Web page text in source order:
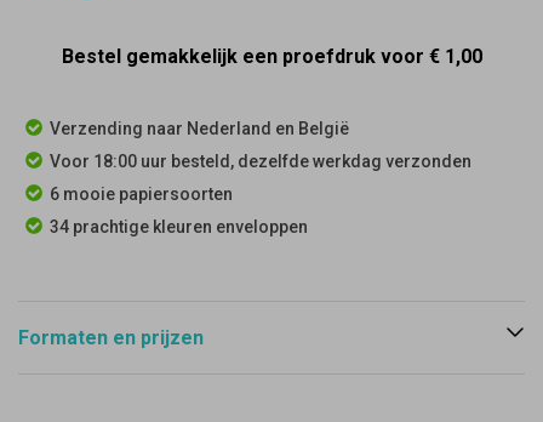
Bestel gemakkelijk een proefdruk voor € 1,00
Verzending naar Nederland en België
Voor 18:00 uur besteld, dezelfde werkdag verzonden
6 mooie papiersoorten
34 prachtige kleuren enveloppen
Formaten en prijzen